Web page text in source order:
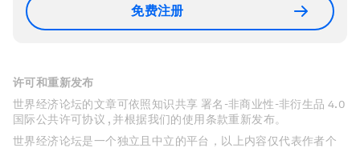
免费注册
许可和重新发布
世界经济论坛的文章可依照知识共享 署名-非商业性-非衍生品 4.0
国际公共许可协议 , 并根据我们的使用条款重新发布。
世界经济论坛是一个独立且中立的平台，以上内容仅代表作者个